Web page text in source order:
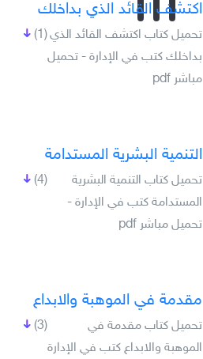
اكتشف القائد الذي بداخلك
(1)تحميل كتاب اكتشف القائد الذي
بداخلك كتب في الإدارة - تحميل
مباشر pdf
التنمية البشرية المستدامة
(4)
تحميل كتاب التنمية البشرية
المستدامة كتب في الإدارة -
تحميل مباشر pdf
مقدمة في الموهبة والابداع
(3)
تحميل كتاب مقدمة في
الموهبة والابداع كتب في الإدارة